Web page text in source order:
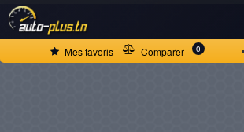
Mes favoris Comparer 0
ACCUEIL